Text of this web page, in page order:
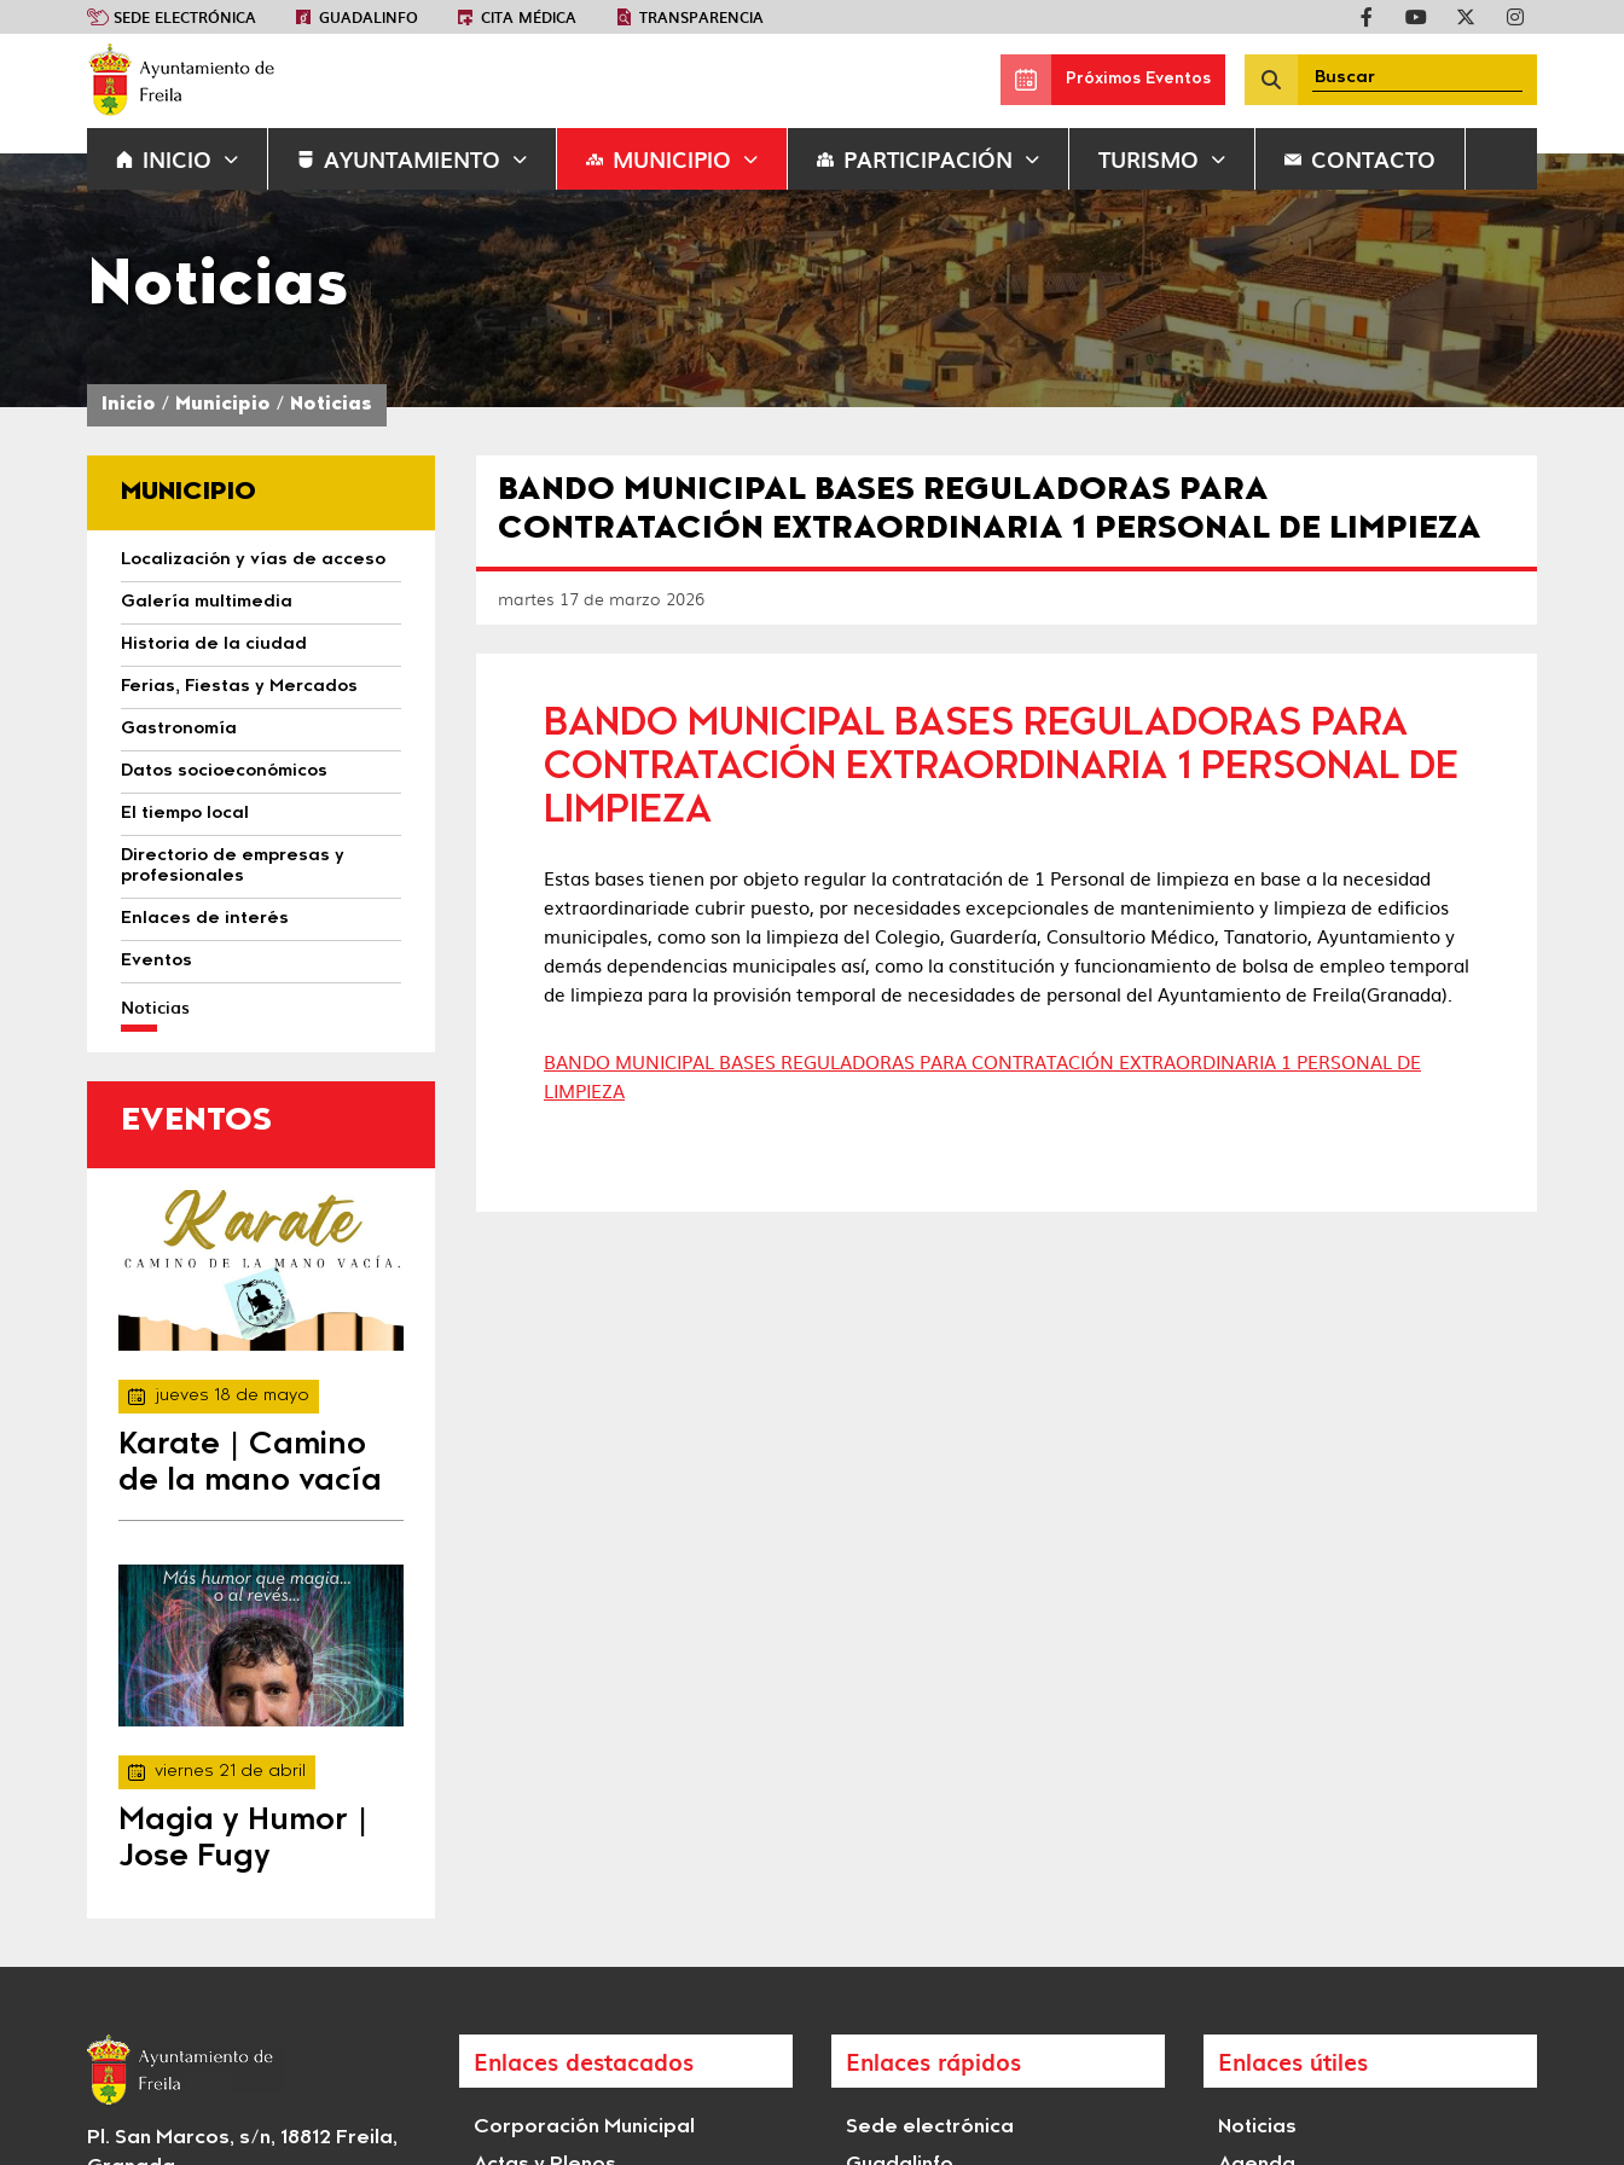
SEDE ELECTRÓNICA GUADALINFO CITA MÉDICA TRANSPARENCIA
Próximos Eventos
INICIO AYUNTAMIENTO MUNICIPIO PARTICIPACIÓN TURISMO CONTACTO
Noticias
Inicio Municipio Noticias
MUNICIPIO
Localización y vías de acceso
Galería multimedia
Historia de la ciudad
Ferias, Fiestas y Mercados
Gastronomía
Datos socioeconómicos
El tiempo local
Directorio de empresas y
profesionales
Enlaces de interés
Eventos
Noticias
EVENTOS
jueves 18 de mayo
Karate | Camino
de la mano vacía
viernes 21 de abril
Magia y Humor |
Jose Fugy
BANDO MUNICIPAL BASES REGULADORAS PARA
CONTRATACIÓN EXTRAORDINARIA 1 PERSONAL DE LIMPIEZA
martes 17 de marzo 2026
BANDO MUNICIPAL BASES REGULADORAS PARA
CONTRATACIÓN EXTRAORDINARIA 1 PERSONAL DE
LIMPIEZA
Estas bases tienen por objeto regular la contratación de 1 Personal de limpieza en base a la necesidad
extraordinariade cubrir puesto, por necesidades excepcionales de mantenimiento y limpieza de edificios
municipales, como son la limpieza del Colegio, Guardería, Consultorio Médico, Tanatorio, Ayuntamiento y
demás dependencias municipales así, como la constitución y funcionamiento de bolsa de empleo temporal
de limpieza para la provisión temporal de necesidades de personal del Ayuntamiento de Freila(Granada).
BANDO MUNICIPAL BASES REGULADORAS PARA CONTRATACIÓN EXTRAORDINARIA 1 PERSONAL DE
LIMPIEZA
Pl. San Marcos, s/n, 18812 Freila,
Enlaces destacados
Corporación Municipal
Enlaces rápidos
Sede electrónica
Enlaces útiles
Noticias